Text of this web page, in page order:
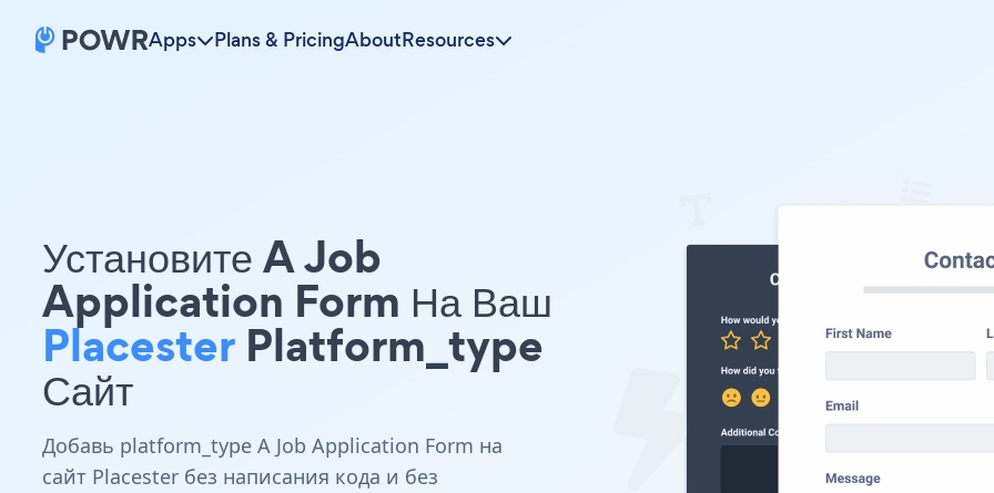
Apps Plans & PricingAboutResources
Установите A Job
Application Form На Ваш
Placester Platform_type
Сайт
Добавь platform_type A Job Application Form на
сайт Placester без написания кода и без